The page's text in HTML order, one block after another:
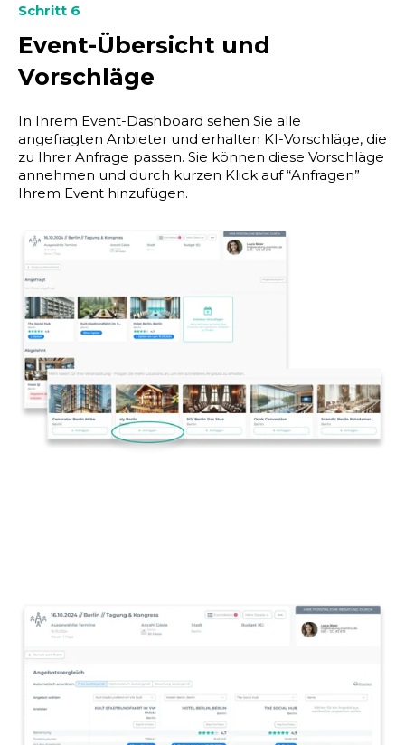
Schritt 6
Event-Übersicht und
Vorschläge
In Ihrem Event-Dashboard sehen Sie alle
angefragten Anbieter und erhalten KI-Vorschläge, die
zu Ihrer Anfrage passen. Sie können diese Vorschläge
annehmen und durch kurzen Klick auf “Anfragen”
Ihrem Event hinzufügen.